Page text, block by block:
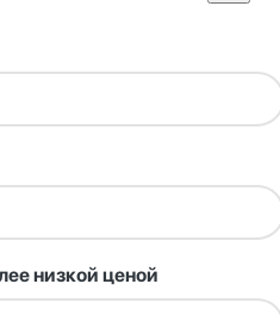
низкой ценой